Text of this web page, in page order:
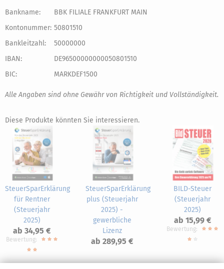
Bankname:
BBK FILIALE FRANKFURT MAIN
Kontonummer: 50801510
Bankleitzahl:
50000000
IBAN:
DE96500000000050801510
BIC:
MARKDEF1500
Alle Angaben sind ohne Gewähr von Richtigkeit und Vollständigkeit.
Diese Produkte könnten Sie interessieren.
SteuerSparErklärung
für Rentner
(Steuerjahr
2025)
ab 34,95 €
Bewertung:
SteuerSparErklärung
plus (Steuerjahr
2025) -
gewerbliche
Lizenz
ab 289,95 €
BILD-Steuer
(Steuerjahr
2025)
ab 15,99 €
Bewertung: